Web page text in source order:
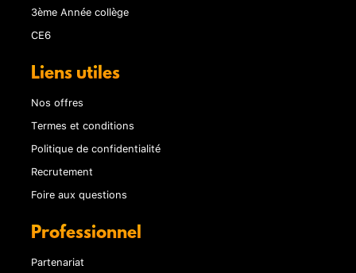
3ème Année collège
CE6
Liens utiles
Nos offres
Termes et conditions
Politique de confidentialité
Recrutement
Foire aux questions
Professionnel
Partenariat